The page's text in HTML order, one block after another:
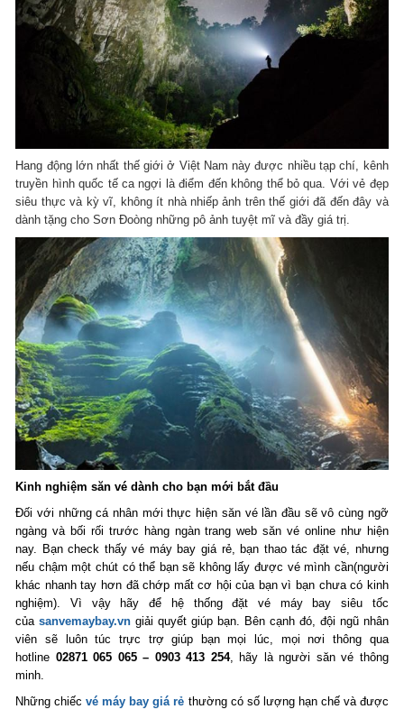
Hang động lớn nhất thế giới ở Việt Nam này được nhiều tạp chí, kênh
truyền hình quốc tế ca ngợi là điểm đến không thể bỏ qua. Với vẻ đẹp
siêu thực và kỳ vĩ, không ít nhà nhiếp ảnh trên thế giới đã đến đây và
dành tặng cho Sơn Đoòng những pô ảnh tuyệt mĩ và đầy giá trị.
Kinh nghiệm săn vé dành cho bạn mới bắt đầu
Đối với những cá nhân mới thực hiện săn vé lần đầu sẽ vô cùng ngỡ
ngàng và bối rối trước hàng ngàn trang web săn vé online như hiện
nay. Bạn check thấy vé máy bay giá rẻ, bạn thao tác đặt vé, nhưng
nếu chậm một chút có thể bạn sẽ không lấy được vé mình cần(người
khác nhanh tay hơn đã chớp mất cơ hội của bạn vì bạn chưa có kinh
nghiệm). Vì vậy hãy để hệ thống đặt vé máy bay siêu tốc
củasanvemaybay.vn giải quyết giúp bạn. Bên cạnh đó, đội ngũ nhân
viên sẽ luôn túc trực trợ giúp bạn mọi lúc, mọi nơi thông qua
hotline 02871 065 065 – 0903 413 254, hãy là người săn vé thông
minh.
Những chiếcvé máy bay giá rẻ thường có số lượng hạn chế và được